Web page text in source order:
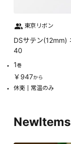
東京リボン
DSサテン(12mm)
40
1巻
￥947から
休売 常温のみ